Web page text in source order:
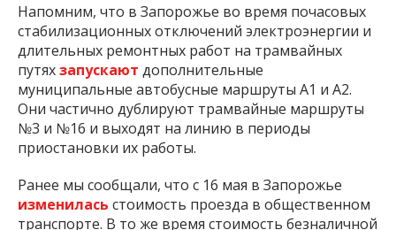
Напомним, что в Запорожье во время почасовых
стабилизационных отключений электроэнергии и
длительных ремонтных работ на трамвайных
путяхзапускают дополнительные
муниципальные автобусные маршруты А1 и А2.
Они частично дублируют трамвайные маршруты
№3 и №16 и выходят на линию в периоды
приостановки их работы.
Ранее мы сообщали, что с 16 мая в Запорожье
изменилась стоимость проезда в общественном
транспорте. В то же время стоимость безналичной